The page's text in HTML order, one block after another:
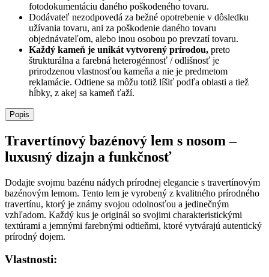
fotodokumentáciu daného poškodeného tovaru.
Dodávateľ nezodpovedá za bežné opotrebenie v dôsledku
užívania tovaru, ani za poškodenie daného tovaru
objednávateľom, alebo inou osobou po prevzatí tovaru.
Každý kameň je unikát vytvorený prírodou, preto
štrukturálna a farebná heterogénnosť / odlišnosť je
prirodzenou vlastnosťou kameňa a nie je predmetom
reklamácie. Odtiene sa môžu totiž líšiť podľa oblasti a tiež
hĺbky, z akej sa kameň ťaží.
Popis
Travertínový bazénový lem s nosom –
luxusný dizajn a funkčnosť
Dodajte svojmu bazénu nádych prírodnej elegancie s travertínovým
bazénovým lemom. Tento lem je vyrobený z kvalitného prírodného
travertínu, ktorý je známy svojou odolnosťou a jedinečným
vzhľadom. Každý kus je originál so svojimi charakteristickými
textúrami a jemnými farebnými odtieňmi, ktoré vytvárajú autentický
prírodný dojem.
Vlastnosti: